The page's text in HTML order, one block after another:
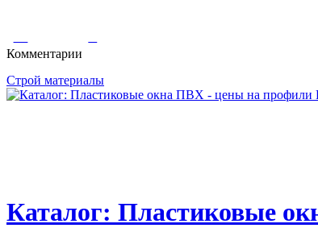
КАК ПОСТРОИТЬ БАНЮ И САУНУ:
ОТДЕЛКИ БАНИ И САУНЫ;...
Глава 5
Глава 5. Освещение. Значение освещения для
Комментарии
Строй материалы
Каталог: Пластиковые